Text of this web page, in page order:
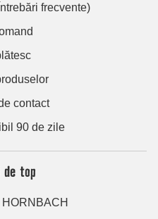
frecvente)
contact
90 de zile
top